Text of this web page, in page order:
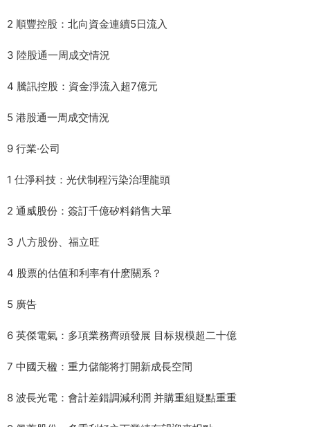
2 順豐控股：北向資金連續5日流入
3 陸股通一周成交情況
4 騰訊控股：資金淨流入超7億元
5 港股通一周成交情況
9 行業·公司
1 仕淨科技：光伏制程污染治理龍頭
2 通威股份：簽訂千億矽料銷售大單
3 八方股份、福立旺
4 股票的估值和利率有什麽關系？
5 廣告
6 英傑電氣：多項業務齊頭發展 目标規模超二十億
7 中國天楹：重力儲能将打開新成長空間
8 波長光電：會計差錯調減利潤 并購重組疑點重重